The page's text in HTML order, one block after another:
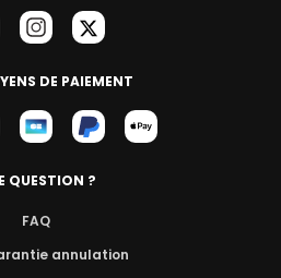
DE PAIEMENT
QUESTION ?
FAQ
annulation